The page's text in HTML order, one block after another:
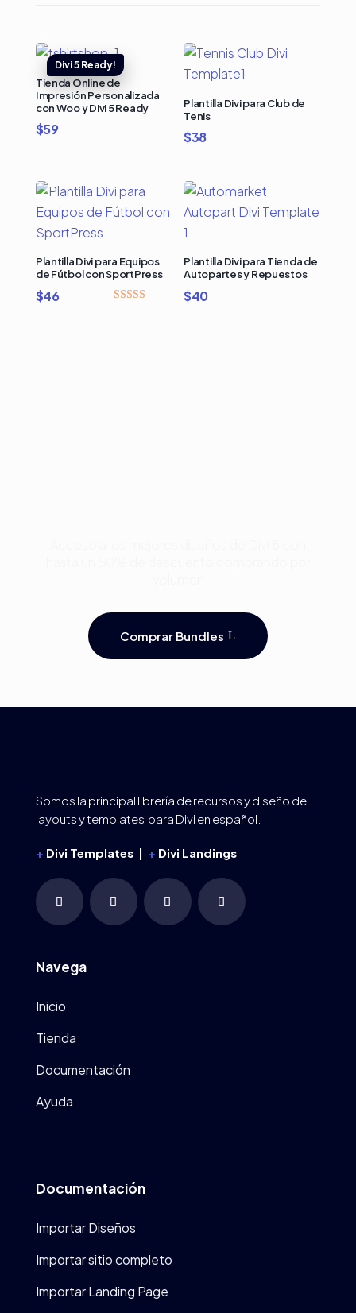
Tienda Online de
Impresión Personalizada
con Woo y Divi 5 Ready
$59
Plantilla Divi para Club de
Tenis
$38
Plantilla Divi para Equipos
de Fútbol con SportPress
$46
Plantilla Divi para Tienda de
Autopartes y Repuestos
$40
Comprar Bundles
Somos la principal librería de recursos y diseño de
layouts y templates para Divi en español.
+ Divi Templates | + Divi Landings
Navega
Inicio
Tienda
Documentación
Ayuda
Documentación
Importar Diseños
Importar sitio completo
Importar Landing Page